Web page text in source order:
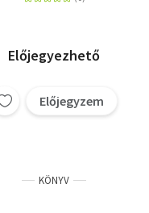
Előjegyezhető
Előjegyzem
KÖNYV